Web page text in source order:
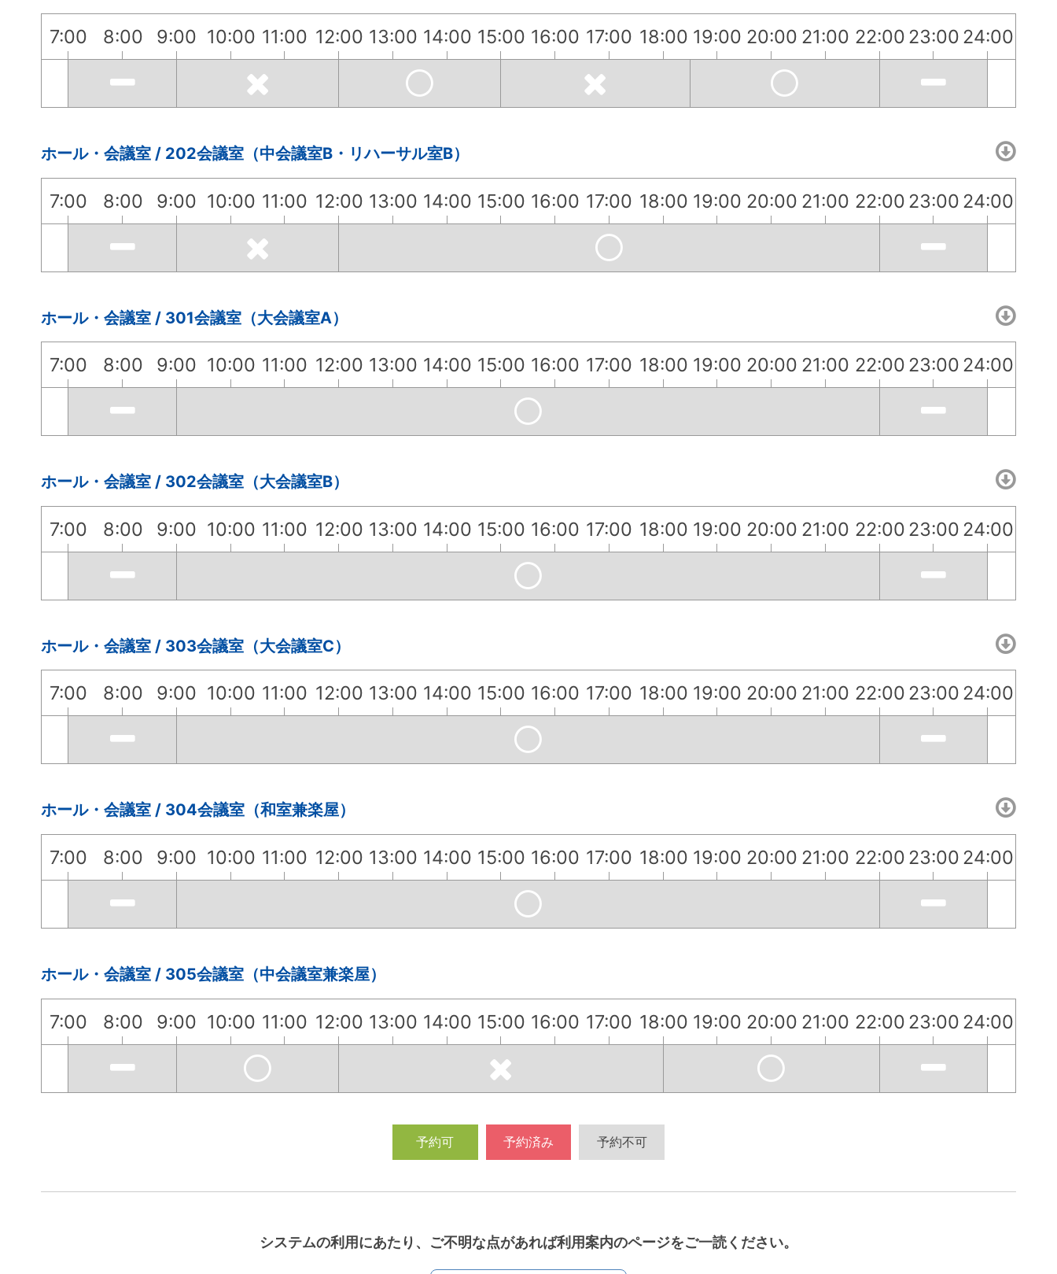
7:00 8:00 9:00 10:00 11:00 12:00 13:00 14:00 15:00 16:00 17:00 18:00 19:00 20:00 21:00 22:00 23:00 24:00
ホール・会議室 / 202会議室（中会議室B・リハーサル室B）
7:00 8:00 9:00 10:00 11:00 12:00 13:00 14:00 15:00 16:00 17:00 18:00 19:00 20:00 21:00 22:00 23:00 24:00
ホール・会議室 / 301会議室（大会議室A）
7:00 8:00 9:00 10:00 11:00 12:00 13:00 14:00 15:00 16:00 17:00 18:00 19:00 20:00 21:00 22:00 23:00 24:00
ホール・会議室 / 302会議室（大会議室B）
7:00 8:00 9:00 10:00 11:00 12:00 13:00 14:00 15:00 16:00 17:00 18:00 19:00 20:00 21:00 22:00 23:00 24:00
ホール・会議室 / 303会議室（大会議室C）
7:00 8:00 9:00 10:00 11:00 12:00 13:00 14:00 15:00 16:00 17:00 18:00 19:00 20:00 21:00 22:00 23:00 24:00
ホール・会議室 / 304会議室（和室兼楽屋）
7:00 8:00 9:00 10:00 11:00 12:00 13:00 14:00 15:00 16:00 17:00 18:00 19:00 20:00 21:00 22:00 23:00 24:00
ホール・会議室 / 305会議室（中会議室兼楽屋）
7:00 8:00 9:00 10:00 11:00 12:00 13:00 14:00 15:00 16:00 17:00 18:00 19:00 20:00 21:00 22:00 23:00 24:00
予約可 予約済み 予約不可
システムの利用にあたり、ご不明な点があれば利用案内のページをご一読ください。